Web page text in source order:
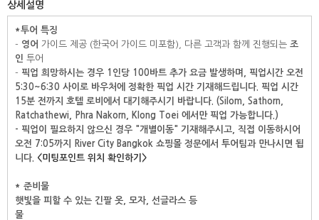
상세설명
*투어 특징
- 영어 가이드 제공 (한국어 가이드 미포함), 다른 고객과 함께 진행되는 조
인 투어
- 픽업 희망하시는 경우 1인당 100바트 추가 요금 발생하며, 픽업시간 오전
5:30~6:30 사이로 바우처에 정확한 픽업 시간 기재해드립니다. 픽업 시간
15분 전까지 호텔 로비에서 대기해주시기 바랍니다. (Silom, Sathorn,
Ratchathewi, Phra Nakorn, Klong Toei 에서만 픽업 가능합니다.)
- 픽업이 필요하지 않으신 경우 "개별이동" 기재해주시고, 직접 이동하시어
오전 7:05까지 River City Bangkok 쇼핑몰 정문에서 투어팀과 만나시면 됩
니다.
<미팅포인트 위치 확인하기>
* 준비물
햇빛을 피할 수 있는 긴팔 옷, 모자, 선글라스 등
물